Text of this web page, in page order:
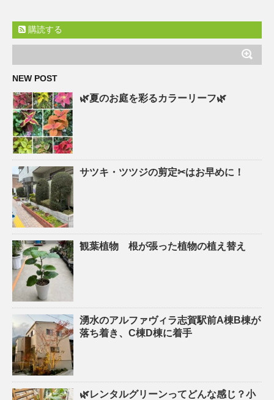
購読する
NEW POST
🌿夏のお庭を彩るカラーリーフ🌿
サツキ・ツツジの剪定✂はお早めに！
観葉植物 根が張った植物の植え替え
湧水のアルファヴィラ志賀駅前A棟B棟が
落ち着き、C棟D棟に着手
🌿レンタルグリーンってどんな感じ？小